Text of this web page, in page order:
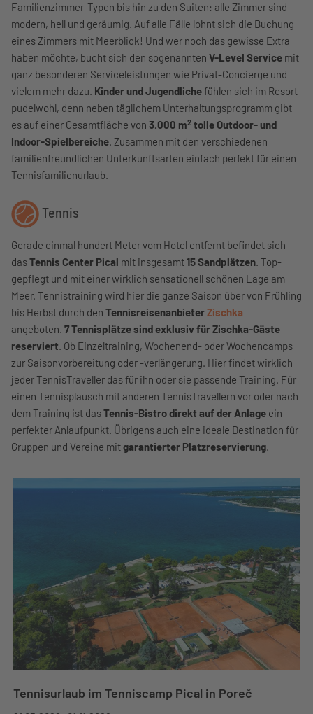
Familienzimmer-Typen bis hin zu den Suiten: alle Zimmer sind
modern, hell und geräumig. Auf alle Fälle lohnt sich die Buchung
eines Zimmers mit Meerblick! Und wer noch das gewisse Extra
haben möchte, bucht sich den sogenannten V-Level Service mit
ganz besonderen Serviceleistungen wie Privat-Concierge und
vielem mehr dazu. Kinder und Jugendlichefühlen sich im Resort
pudelwohl, denn neben täglichem Unterhaltungsprogramm gibt
es auf einer Gesamtfläche von 3.000 m2 tolle Outdoor- und
Indoor-Spielbereiche. Zusammen mit den verschiedenen
familienfreundlichen Unterkunftsarten einfach perfekt für einen
Tennisfamilienurlaub.
Tennis
Gerade einmal hundert Meter vom Hotel entfernt befindet sich
dasTennis Center Pical mit insgesamt15 Sandplätzen. Top-
gepflegt und mit einer wirklich sensationell schönen Lage am
Meer. Tennistraining wird hier die ganze Saison über von Frühling
bis Herbst durch den TennisreisenanbieterZischka
angeboten. 7 Tennisplätze sind exklusiv für Zischka-Gäste
reserviert. Ob Einzeltraining, Wochenend- oder Wochencamps
zur Saisonvorbereitung oder -verlängerung. Hier findet wirklich
jeder TennisTraveller das für ihn oder sie passende Training. Für
einen Tennisplausch mit anderen TennisTravellern vor oder nach
dem Training ist dasTennis-Bistro direkt auf der Anlage ein
perfekter Anlaufpunkt. Übrigens auch eine ideale Destination für
Gruppen und Vereine mitgarantierter Platzreservierung.
Tennisurlaub im Tenniscamp Pical in Poreč